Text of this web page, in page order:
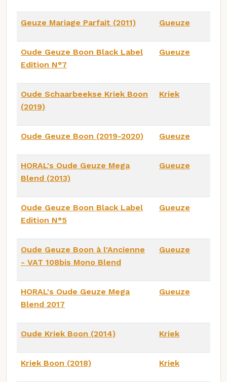
Geuze Mariage Parfait (2011) Gueuze
Oude Geuze Boon Black Label
Edition N°7
Gueuze
Oude Schaarbeekse Kriek Boon
(2019)
Kriek
Oude Geuze Boon (2019-2020) Gueuze
HORAL's Oude Geuze Mega
Blend (2013)
Gueuze
Oude Geuze Boon Black Label
Edition N°5
Gueuze
Oude Geuze Boon à l'Ancienne
- VAT 108bis Mono Blend
Gueuze
HORAL's Oude Geuze Mega
Blend 2017
Gueuze
Oude Kriek Boon (2014) Kriek
Kriek Boon (2018) Kriek